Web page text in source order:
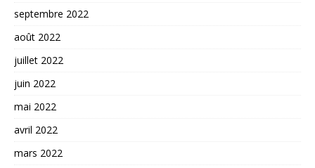
septembre 2022
août 2022
juillet 2022
juin 2022
mai 2022
avril 2022
mars 2022